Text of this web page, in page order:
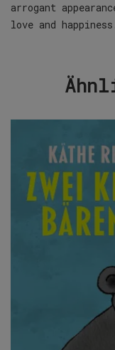
arrogant
love and